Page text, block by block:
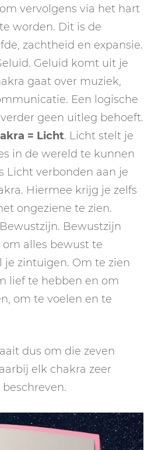
vervolgens via het hart
worden. Dit is de
zachtheid en expansie.
Geluid komt uit je
gaat over muziek,
Een logische
geen uitleg behoeft.
= Licht. Licht stelt je
in de wereld te kunnen
Licht verbonden aan je
Hiermee krijg je zelfs
ongeziene te zien.
Bewustzijn
alles bewust te
je zintuigen. Om te zien
lief te hebben en om
om te voelen en te
dus om die zeven
elk chakra zeer